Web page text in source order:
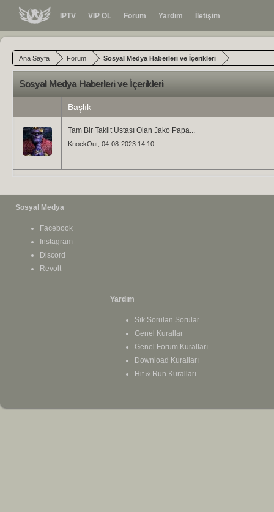
IPTV VIP OL Forum Yardım İletişim
Ana Sayfa Forum Sosyal Medya Haberleri ve İçerikleri
Sosyal Medya Haberleri ve İçerikleri
Başlık
Tam Bir Taklit Ustası Olan Jako Papa...
KnockOut , 04-08-2023 14:10
Sosyal Medya
Facebook
Instagram
Discord
Revolt
Yardım
Sık Sorulan Sorular
Genel Kurallar
Genel Forum Kuralları
Download Kuralları
Hit & Run Kuralları